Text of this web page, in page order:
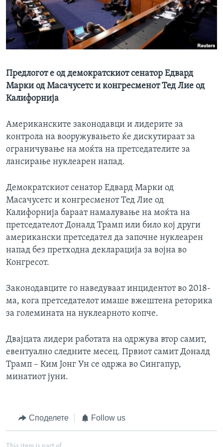
ИНТЕРВЈУА
Јазици
Предлогот е од демократскиот сенатор Едвард
Марки од Масачусетс и конгресменот Тед Лие од
Калифорнија
Американските законодавци и лидерите за
контрола на вооружувањето ќе дискутираат за
ограничување на моќта на претседателите за
лансирање нуклеарен напад.
Демократскиот сенатор Едвард Марки од
Масачусетс и конгресменот Тед Лие од
Калифорнија бараат намалување на моќта на
претседателот Доналд Трамп или било кој други
американски претседател да започне нуклеарен
напад без претходна декларација за војна во
Конгресот.
Законодавците го наведуваат инцидентот во 2018-
ма, кога претседателот имаше вжештена реторика
за големината на нуклеарното копче.
Двајцата лидери работата на одржува втор самит,
евентуално следните месец. Првиот самит Доналд
Трамп – Ким Јонг Ун се одржа во Сингапур,
минатиот јуни.
Споделете Follow us